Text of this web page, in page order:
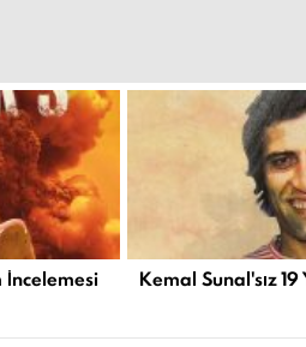
İncelemesi
Kemal Sunal'sız 19